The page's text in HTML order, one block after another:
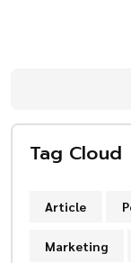
Tag Cloud
Article
Marketing